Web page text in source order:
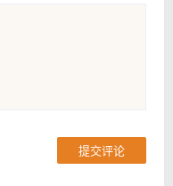
提交评论